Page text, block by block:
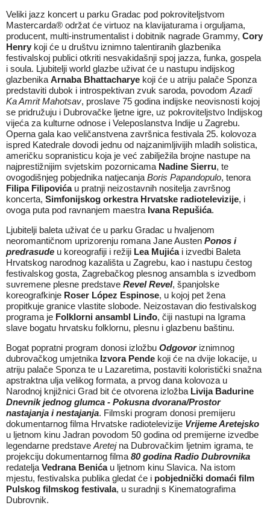
Veliki jazz koncert u parku Gradac pod pokroviteljstvom
Mastercarda® održat će virtuoz na klavijaturama i orguljama,
producent, multi-instrumentalist i dobitnik nagrade Grammy, Cory
Henry koji će u društvu iznimno talentiranih glazbenika
festivalskoj publici otkriti nesvakidašnji spoj jazza, funka, gospela
i soula. Ljubitelji world glazbe uživat će u nastupu indijskog
glazbenika Arnaba Bhattacharye koji će u atriju palače Sponza
predstaviti dubok i introspektivan zvuk saroda, povodom Azadi
Ka Amrit Mahotsav, proslave 75 godina indijske neovisnosti kojoj
se pridružuju i Dubrovačke ljetne igre, uz pokroviteljstvo Indijskog
vijeća za kulturne odnose i Veleposlanstva Indije u Zagrebu.
Operna gala kao veličanstvena završnica festivala 25. kolovoza
ispred Katedrale dovodi jednu od najzanimljivijih mladih solistica,
američku sopranisticu koja je već zabilježila brojne nastupe na
najprestižnijim svjetskim pozornicama Nadine Sierru, te
ovogodišnjeg pobjednika natjecanja Boris Papandopulo, tenora
Filipa Filipovićau pratnji neizostavnih nositelja završnog
koncerta, Simfonijskog orkestra Hrvatske radiotelevizije, i
ovoga puta pod ravnanjem maestra Ivana Repušića.
Ljubitelji baleta uživat će u parku Gradac u hvaljenom
neoromantičnom uprizorenju romana Jane Austen Ponos i
predrasude u koreografiji i režiji Lea Mujićai izvedbi Baleta
Hrvatskog narodnog kazališta u Zagrebu, kao i nastupu čestog
festivalskog gosta, Zagrebačkog plesnog ansambla s izvedbom
suvremene plesne predstave Revel Revel, španjolske
koreografkinje Roser López Espinose, u kojoj pet žena
propitkuje granice vlastite slobode. Neizostavan dio festivalskog
programa je Folklorni ansambl Linđo, čiji nastupi na Igrama
slave bogatu hrvatsku folklornu, plesnu i glazbenu baštinu.
Bogat popratni program donosi izložbu Odgovoriznimnog
dubrovačkog umjetnika Izvora Pende koji će na dvije lokacije, u
atriju palače Sponza te u Lazaretima, postaviti koloristički snažna
apstraktna ulja velikog formata, a prvog dana kolovoza u
Narodnoj knjižnici Grad bit će otvorena izložba Livija Badurine
Dnevnik jednog glumca - Pokusna dvorana/Prostor
nastajanja i nestajanja. Filmski program donosi premijeru
dokumentarnog filma Hrvatske radiotelevizije Vrijeme Aretejsko
u ljetnom kinu Jadran povodom 50 godina od premijerne izvedbe
legendarne predstave Aretejna Dubrovačkim ljetnim igrama, te
projekciju dokumentarnog filma 80 godina Radio Dubrovnika
redatelja Vedrana Benićau ljetnom kinu Slavica. Na istom
mjestu, festivalska publika gledat će i pobjednički domaći film
Pulskog filmskog festivala, u suradnji s Kinematografima
Dubrovnik.